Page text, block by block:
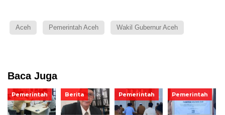
Aceh Pemerintah Aceh Wakil Gubernur Aceh
Baca Juga
Pemerintah Berita Pemerintah Pemerintah